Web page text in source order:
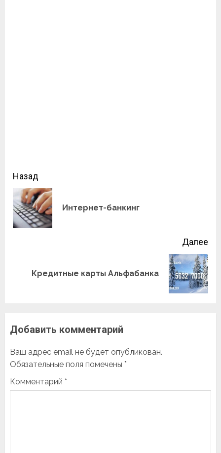
Продолжить
чтение
Назад
Интернет-банкинг
Далее
Следующая
Кредитные карты Альфабанка
Добавить комментарий
Ваш адрес email не будет опубликован.
Обязательные поля помечены *
Комментарий *